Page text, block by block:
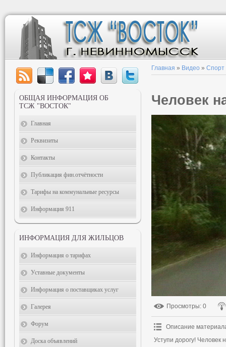
Главная » Видео » Спорт
Человек
Просмотры: 0
Описание
Уступи дорогу! Человек
ОБЩАЯ ИНФОРМАЦИЯ ОБ
ТСЖ "ВОСТОК"
Главная
Реквизиты
Контакты
Публикация фин.отчётности
Тарифы на коммунальные ресурсы
Информация 911
ИНФОРМАЦИЯ ДЛЯ ЖИЛЬЦОВ
Информация о тарифах
Уставные документы
Информация о поставщиках услуг
Галерея
Форум
Доска объявлений